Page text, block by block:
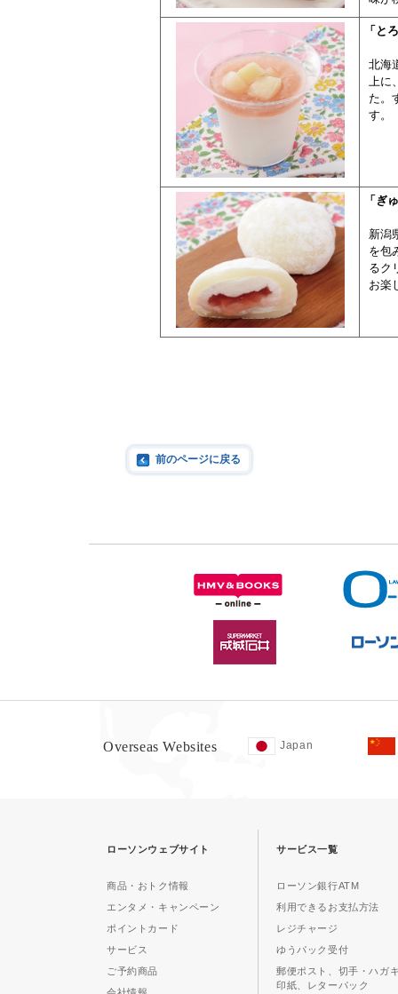
「と
北海
上に
た。
す。
「ぎ
新潟
を包
るク
お楽
前のページに戻る
Overseas Websites Japan
ローソンウェブサイト
商品・おトク情報
エンタメ・キャンペーン
ポイントカード
サービス
ご予約商品
サービス一覧
ローソン銀行ATM
利用できるお支払方法
レジチャージ
ゆうパック受付
郵便ポスト、切手・ハガ
印紙、レターパック